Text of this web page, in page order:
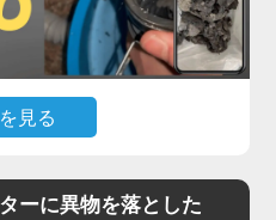
見る
お客様から最も多く寄せ
ーに異物を落とした